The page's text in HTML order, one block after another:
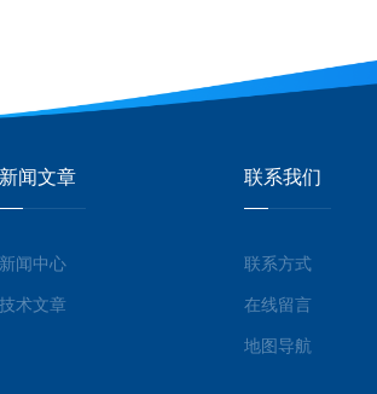
新闻文章
新闻中心
技术文章
联系我们
联系方式
在线留言
地图导航